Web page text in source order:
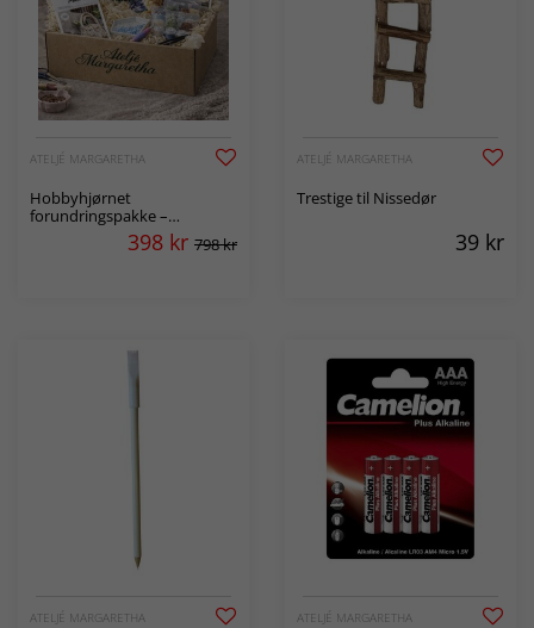
ATELJÉ MARGARETHA
Hobbyhjørnet
forundringspakke –
Blandede hobbypakker til
ekstra god pris398 kr 798 kr
ATELJÉ MARGARETHA
Trestige til Nissedør
39 kr
ATELJÉ MARGARETHA ATELJÉ MARGARETHA